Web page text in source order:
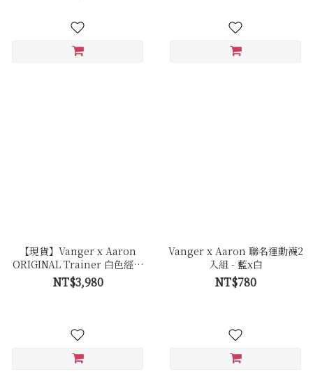
【現貨】Vanger x Aaron
ORIGINAL Trainer 白色經典
復古休閒鞋 - Ca007皚白色(膠
底)
NT$3,980
Vanger x Aaron 聯名運動襪2
入組 - 藍x白
NT$780